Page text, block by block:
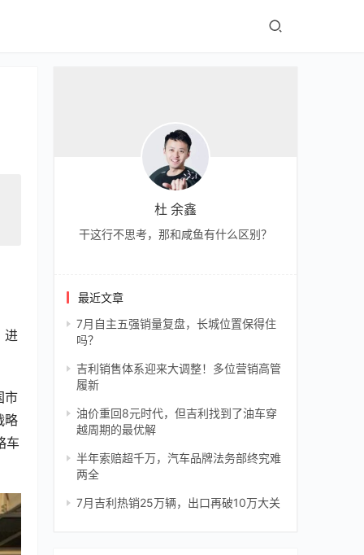
进
市
略
车
杜 余鑫
干这行不思考，那和咸鱼有什么区别？
最近文章
7月自主五强销量复盘，长城位置保得住
吗？
吉利销售体系迎来大调整！多位营销高管
履新
油价重回8元时代，但吉利找到了油车穿
越周期的最优解
半年索赔超千万，汽车品牌法务部终究难
两全
7月吉利热销25万辆，出口再破10万大关